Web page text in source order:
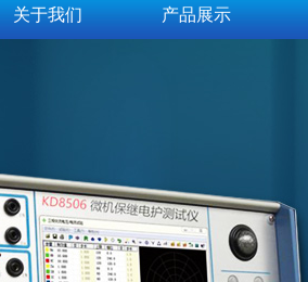
关于我们 产品展示